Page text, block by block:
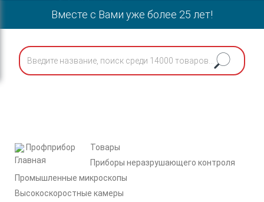
Вместе с Вами уже более 25 лет!
Профприбор
Товары
Приборы неразрушающего контроля
Промышленные микроскопы
Высокоскоростные камеры